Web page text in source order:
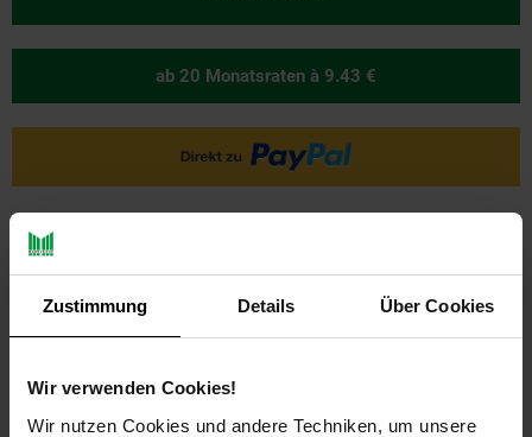
Zustimmung Details Über Cookies
Wir verwenden Cookies!
Wir nutzen Cookies und andere Techniken, um unsere
ab 20 Monatsraten à 9.43 €
Ja, ich möchte ein Altgerät abgeben.